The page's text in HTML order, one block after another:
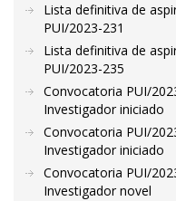
Lista definitiva de
PUI/2023-231
Lista definitiva de
PUI/2023-235
Convocatoria PUI/
Investigador iniciado
Convocatoria PUI/
Investigador iniciado
Convocatoria PUI/
Investigador novel